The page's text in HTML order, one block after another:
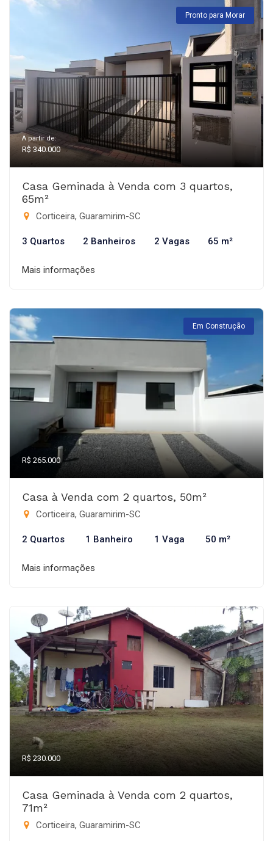
Pronto para Morar
A partir de:
R$ 340.000
Casa Geminada à Venda com 3 quartos,
65m²
Corticeira, Guaramirim-SC
3 Quartos 2 Banheiros 2 Vagas 65 m²
Mais informações
Em Construção
R$ 265.000
Casa à Venda com 2 quartos, 50m²
Corticeira, Guaramirim-SC
2 Quartos 1 Banheiro 1 Vaga 50 m²
Mais informações
R$ 230.000
Casa Geminada à Venda com 2 quartos,
71m²
Corticeira, Guaramirim-SC